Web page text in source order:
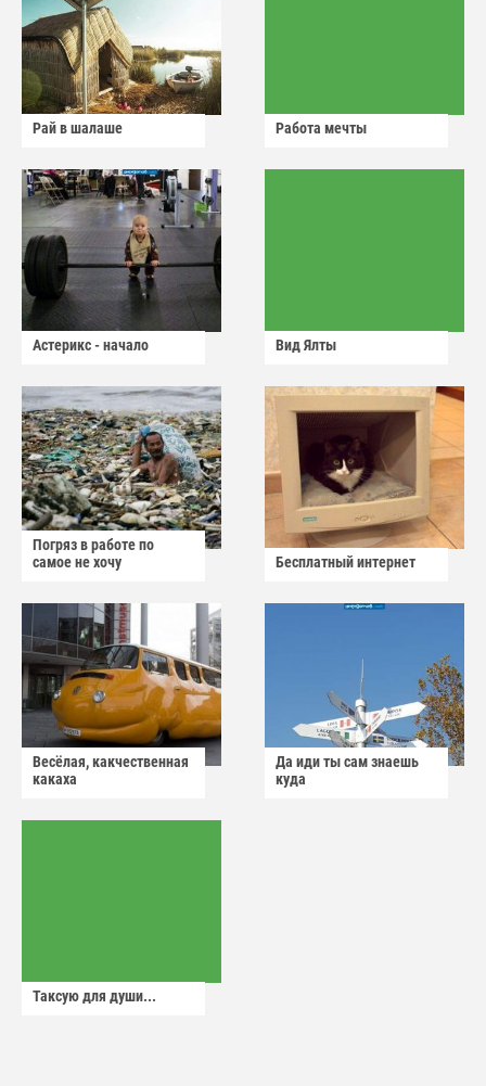
Рай в шалаше Работа мечты
Астерикс - начало Вид Ялты
Погряз в работе по
самое не хочу
Бесплатный интернет
Весёлая, какчественная
какаха
Да иди ты сам знаешь
куда
Таксую для души...